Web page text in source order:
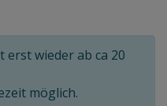
erst wieder ab ca 20
möglich.